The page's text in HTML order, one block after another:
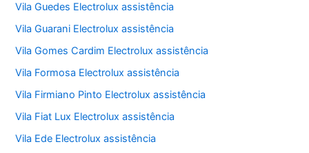
Vila Guedes Electrolux assistência
Vila Guarani Electrolux assistência
Vila Gomes Cardim Electrolux assistência
Vila Formosa Electrolux assistência
Vila Firmiano Pinto Electrolux assistência
Vila Fiat Lux Electrolux assistência
Vila Ede Electrolux assistência